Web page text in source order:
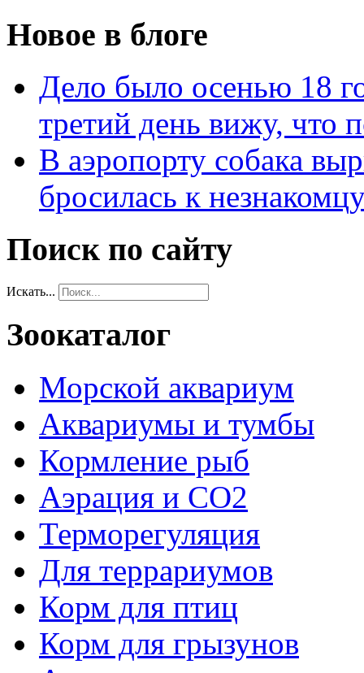
Новое в блоге
Дело было осенью 18
третий день вижу, что
В аэропорту собака
бросилась к
Поиск по сайту
Искать...
Зоокаталог
Морской аквариум
Аквариумы и тумбы
Кормление рыб
Аэрация и СО2
Терморегуляция
Для террариумов
Корм для птиц
Корм для грызунов